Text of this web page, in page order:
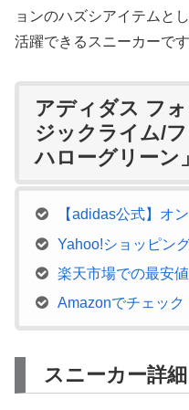
ョンのハズシアイテムと
活躍できるスニーカーです
アディダス フ
ジックライム/
ハローグリーン
【adidas公式】オ
Yahoo!ショッピン
楽天市場での最安値
Amazonでチェック
スニーカー詳細